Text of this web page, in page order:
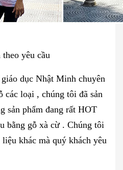
yêu cầu
dục Nhật Minh chuyên
các loại , chúng tôi đã sản
sản phẩm đang rất HOT
bằng gỗ xà cừ . Chúng tôi
khác mà quý khách yêu